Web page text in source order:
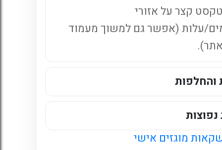
קצר על אזורי
עלות (אפשר גם למשוך מעמוד
והחלפות
מוגזים אישי